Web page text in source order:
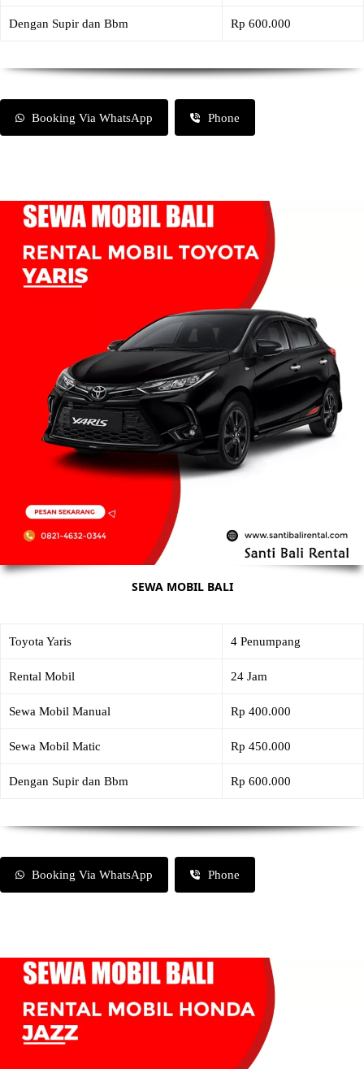
Dengan Supir dan Bbm Rp 600.000
Booking Via WhatsApp Phone
SEWA MOBIL BALI
Toyota Yaris 4 Penumpang
Rental Mobil 24 Jam
Sewa Mobil Manual Rp 400.000
Sewa Mobil Matic Rp 450.000
Dengan Supir dan Bbm Rp 600.000
Booking Via WhatsApp Phone